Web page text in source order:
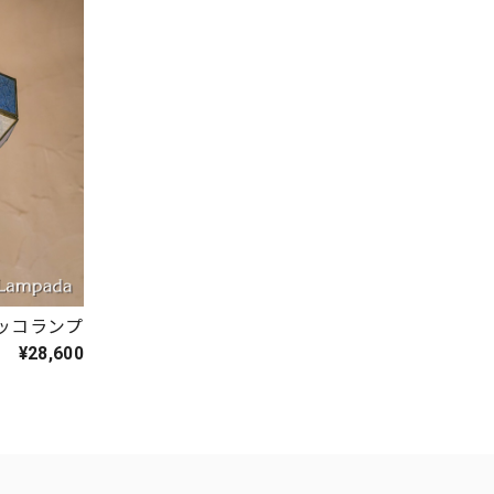
コランプ
¥28,600